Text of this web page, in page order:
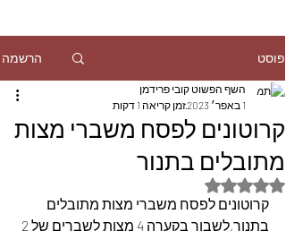
פוסט הרשמה
קרוטונים לפסח משברי מצות
מתובלים בתנור
השף הפשוט קובי פרידמן
1 באפר׳ 2023
זמן קריאה 1 דקות
דירוג של NaN מתוך 5 כוכבים
קרוטונים לפסח משברי מצות מתובלים